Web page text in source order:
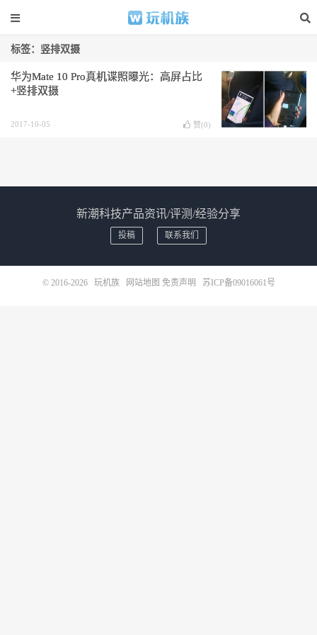
标签：竖排双摄
华为Mate 10 Pro真机谍照曝光：高屏占比
+竖排双摄
2017-10-05 赞(0)
新潮科技产品资讯/评测/经验分享
投稿 联系我们
© 2016-2026 玩机族 网站地图 免责声明 苏ICP备09016061号